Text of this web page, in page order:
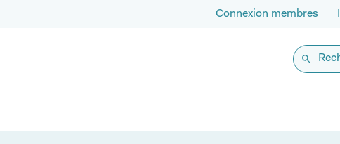
Connexion membres